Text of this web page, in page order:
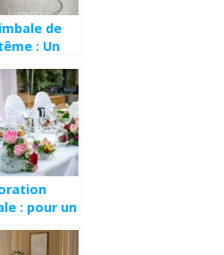
de
: Un
chargé
de
et de
: pour un
et